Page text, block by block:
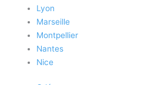
Lyon
Marseille
Montpellier
Nantes
Nice